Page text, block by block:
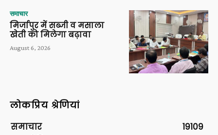
समाचार
मिर्जापुर में सब्जी व मसाला
खेती को मिलेगा बढ़ावा
August 6, 2026
लोकप्रिय श्रेणियां
समाचार
19109